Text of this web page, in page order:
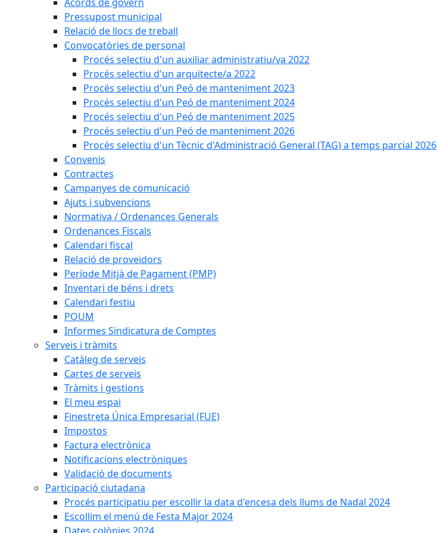
Pressupost municipal
Relació de llocs de treball
Convocatòries de personal
Procés selectiu d'un auxiliar administratiu/va 2022
Procés selectiu d'un arquitecte/a 2022
Procés selectiu d'un Peó de manteniment 2023
Procés selectiu d'un Peó de manteniment 2024
Procés selectiu d'un Peó de manteniment 2025
Procés selectiu d'un Peó de manteniment 2026
Procés selectiu d'un Tècnic d'Administració General (TAG) a temps parcial 2026
Convenis
Contractes
Campanyes de comunicació
Ajuts i subvencions
Normativa / Ordenances Generals
Ordenances Fiscals
Calendari fiscal
Relació de proveïdors
Període Mitjà de Pagament (PMP)
Inventari de béns i drets
Calendari festiu
POUM
Informes Sindicatura de Comptes
Serveis i tràmits
Catàleg de serveis
Cartes de serveis
Tràmits i gestions
El meu espai
Finestreta Única Empresarial (FUE)
Impostos
Factura electrònica
Notificacions electròniques
Validació de documents
Participació ciutadana
Procés participatiu per escollir la data d'encesa dels llums de Nadal 2024
Escollim el menú de Festa Major 2024